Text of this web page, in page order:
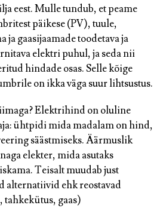
eest. Mulle tundub, et peame
päikese (PV), tuule,
ja gaasijaamade toodetava ja
elektri puhul, ja seda nii
hindade osas. Selle kõige
on ikka väga suur lihtsustus.
Elektrihind on oluline
ühtpidi mida madalam on hind,
säästmiseks. Äärmuslik
elekter, mida asutaks
Teisalt muudab just
alternatiivid ehk reostavad
tahkekütus, gaas)